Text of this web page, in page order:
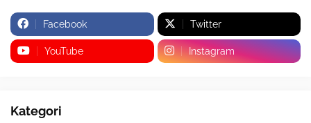
Facebook Twitter
YouTube Instagram
Kategori